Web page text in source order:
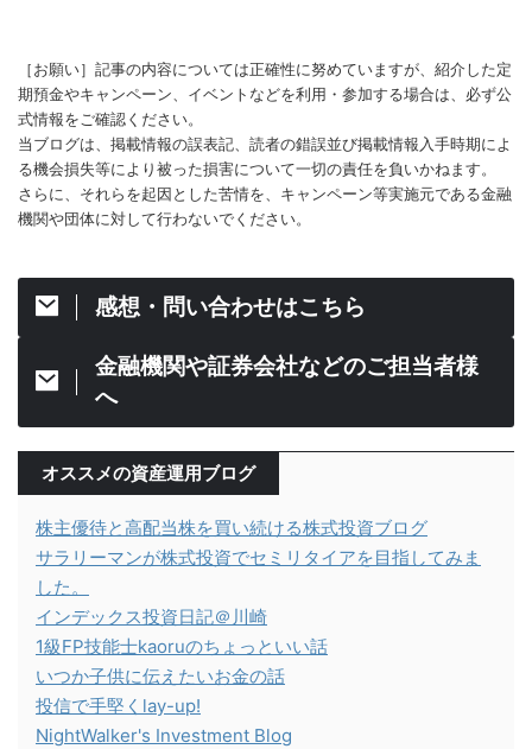
［お願い］記事の内容については正確性に努めていますが、紹介した定
期預金やキャンペーン、イベントなどを利用・参加する場合は、必ず公
式情報をご確認ください。
当ブログは、掲載情報の誤表記、読者の錯誤並び掲載情報入手時期によ
る機会損失等により被った損害について一切の責任を負いかねます。
さらに、それらを起因とした苦情を、キャンペーン等実施元である金融
機関や団体に対して行わないでください。
感想・問い合わせはこちら
金融機関や証券会社などのご担当者様
へ
オススメの資産運用ブログ
株主優待と高配当株を買い続ける株式投資ブログ
サラリーマンが株式投資でセミリタイアを目指してみま
した。
インデックス投資日記＠川崎
1級FP技能士kaoruのちょっといい話
いつか子供に伝えたいお金の話
投信で手堅くlay-up!
NightWalker's Investment Blog